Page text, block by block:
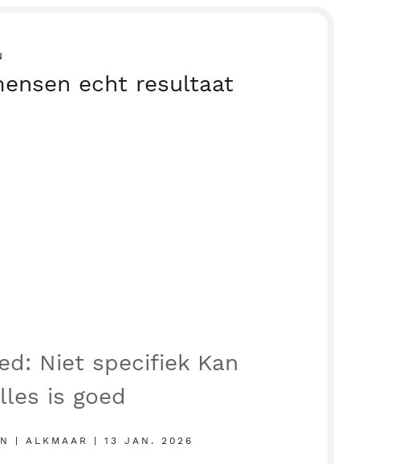
echt resultaat
Niet specifiek Kan
is goed
| ALKMAAR | 13 JAN. 2026